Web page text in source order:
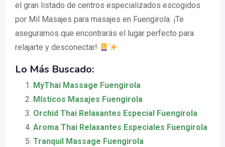
el gran listado de centros especializados escogidos
por Mil Masajes para masajes en Fuengirola. ¡Te
aseguramos que encontrarás el lugar perfecto para
relajarte y desconectar!
Lo Más Buscado:
MyThai Massage Fuengirola
Místicos Masajes Fuengirola
Orchid Thai Relaxantes Especial Fuengirola
Aroma Thai Relaxantes Especiales Fuengirola
Tranquil Massage Fuengirola